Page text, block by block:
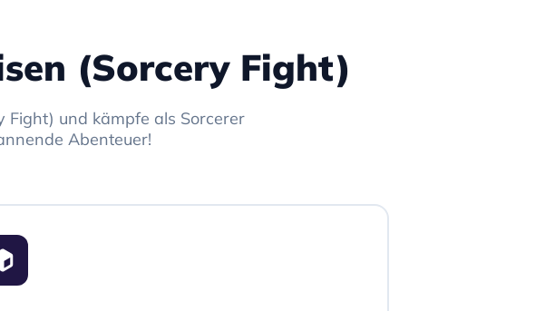
(Sorcery Fight)
Fight) und kämpfe als Sorcerer
Abenteuer!